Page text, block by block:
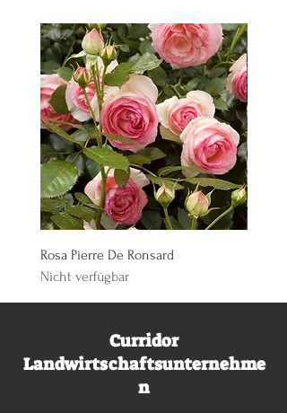
Rosa Pierre De Ronsard
Nicht verfügbar
Curridor
Landwirtschaftsunternehme
n